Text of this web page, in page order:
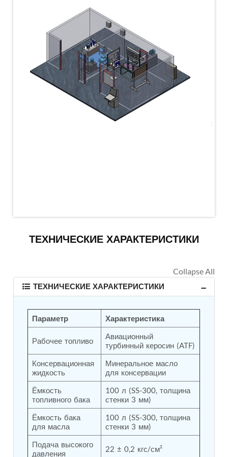
CCB Burn Test Rig
Rain Water Test Rig
Gas Distribution System
Halon Reclaimation And Refiling Facility
Hydraulic Refilling Trolley
Manual Loading Rig
Helium Charging Station
Test Rig For Hydraulic Fluid
Practice Head Torpedo
Cng Regulator Test Bench
Nitrogen Gas Boosting Station
Hydraulic Spreader Machine
Tank
Breather
Hydraulic Loading System
Power Shuttle Transmission Test Rig
Tacan Test Bench
Automated Inverter Test Rig On Lab View
Environment
Test Rig For Irab Brake System
Oxygen Gas Boosting Station
Chemical Cleaning Bay
Oxygen Boosting System For Oxygen Generation
Plant Psa
Inertia Test Facility
Advanced Test & Calibration Bench for Integrated
Fuel Pump and Controller in Aircraft Engines
Integration Simulator
Vehicle-Mounted Expandable Battery Command
ТЕХНИЧЕСКИЕ ХАРАКТЕРИСТИКИ
ТЕХНИЧЕСКИЕ ХАРАКТЕРИСТИКИ
Параметр Характеристика
Рабочее топливо
Авиационный
турбинный керосин (ATF)
Консервационная
жидкость
Минеральное масло
для консервации
Ёмкость
топливного бака
100 л (SS-300, толщина
стенки 3 мм)
Ёмкость бака
для масла
100 л (SS-300, толщина
стенки 3 мм)
Подача высокого
давления
22 ± 0,2 кгс/см²